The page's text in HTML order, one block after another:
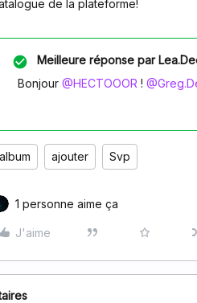
de la plateforme!
Meilleure réponse par
Bonjour ​ @HECTOOOR ! ​
album ajouter Svp
1 personne aime ça
J'aime